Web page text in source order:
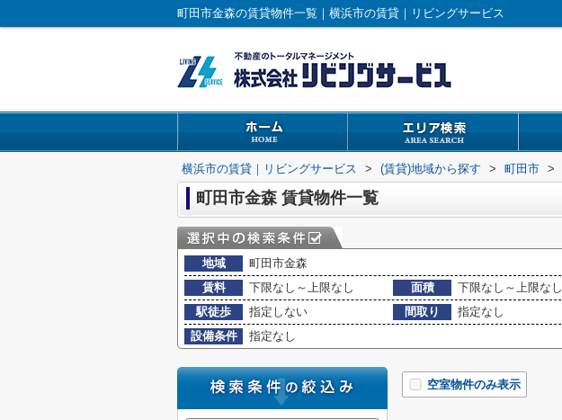
町田市金森の賃貸物件一覧｜横浜市の賃貸｜リビングサービス
横浜市の賃貸｜リビングサービス > (賃貸)地域から探す > 町田市 >
町田市金森 賃貸物件一覧
地域
町田市金森
賃料
下限なし～上限なし 面積 下限なし～上限なし
駅徒歩
指定しない 間取り
指定なし
設備条件
指定なし
空室物件のみ表示